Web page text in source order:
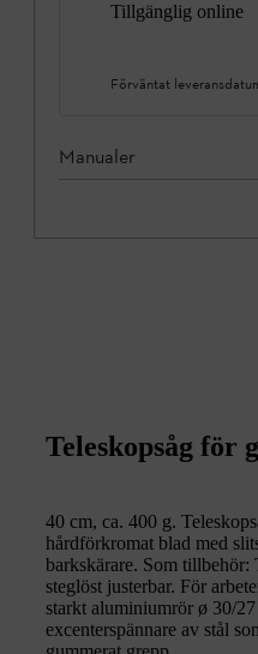
Tillgänglig online
Förväntat
Manualer
Teleskopsåg för
40 cm, ca. 400 g.
hårdförkromat blad med
barkskärare. Som tillbehör:
steglöst justerbar. För
starkt aluminiumrör ø 30/
excenterspännare av stål